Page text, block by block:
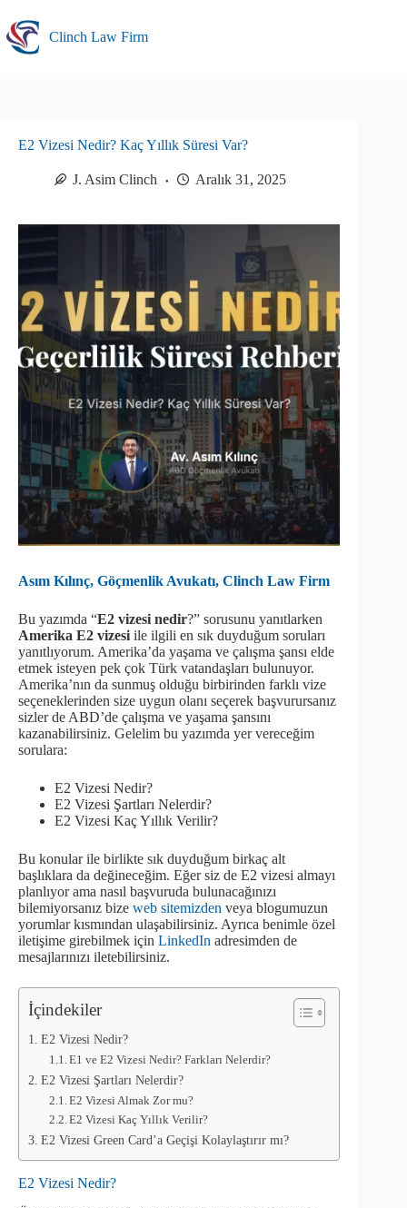
content
Clinch Law Firm
E2 Vizesi Nedir? Kaç Yıllık Süresi Var?
J. Asim Clinch Aralık 31, 2025
Asım Kılınç, Göçmenlik Avukatı, Clinch Law Firm
Bu yazımda “E2 vizesi nedir?” sorusunu yanıtlarken
Amerika E2 vizesi ile ilgili en sık duyduğum soruları
yanıtlıyorum. Amerika’da yaşama ve çalışma şansı elde
etmek isteyen pek çok Türk vatandaşları bulunuyor.
Amerika’nın da sunmuş olduğu birbirinden farklı vize
seçeneklerinden size uygun olanı seçerek başvurursanız
sizler de ABD’de çalışma ve yaşama şansını
kazanabilirsiniz. Gelelim bu yazımda yer vereceğim
sorulara:
E2 Vizesi Nedir?
E2 Vizesi Şartları Nelerdir?
E2 Vizesi Kaç Yıllık Verilir?
Bu konular ile birlikte sık duyduğum birkaç alt
başlıklara da değineceğim. Eğer siz de E2 vizesi almayı
planlıyor ama nasıl başvuruda bulunacağınızı
bilemiyorsanız bize web sitemizden veya blogumuzun
yorumlar kısmından ulaşabilirsiniz. Ayrıca benimle özel
iletişime girebilmek için LinkedIn adresimden de
mesajlarınızı iletebilirsiniz.
İçindekiler
E2 Vizesi Nedir?
E1 ve E2 Vizesi Nedir? Farkları Nelerdir?
E2 Vizesi Şartları Nelerdir?
E2 Vizesi Almak Zor mu?
E2 Vizesi Kaç Yıllık Verilir?
E2 Vizesi Green Card’a Geçişi Kolaylaştırır mı?
E2 Vizesi Nedir?